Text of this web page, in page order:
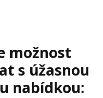
možnost
s úžasnou
nabídkou: